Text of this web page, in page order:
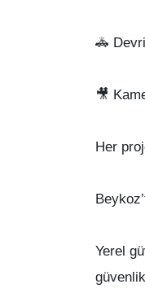
🚓
🎥
Her
Yerel